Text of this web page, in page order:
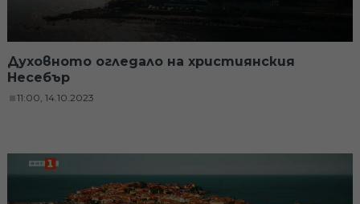
Духовното огледало на християнския
Несебър
11:00, 14.10.2023